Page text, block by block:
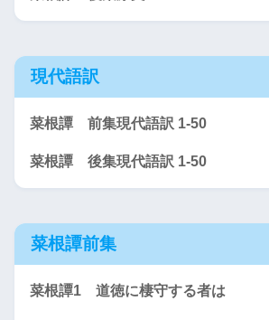
現代語訳
菜根譚 前集現代語訳 1-50
菜根譚 後集現代語訳 1-50
菜根譚前集
菜根譚1 道徳に棲守する者は